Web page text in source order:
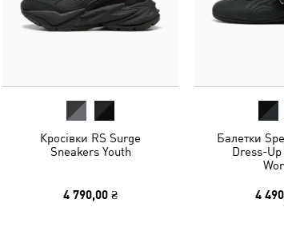
Кросівки RS Surge
Sneakers Youth
4 790,00 ₴
Балетки
Dress-
4